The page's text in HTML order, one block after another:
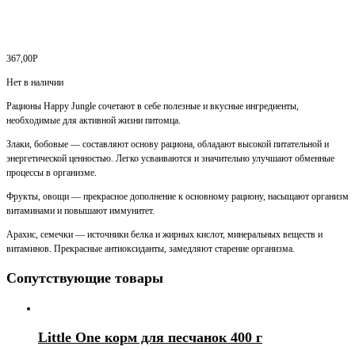
367,00Р
Нет в наличии
Рационы Happy Jungle сочетают в себе полезные и вкусные ингредиенты,
необходимые для активной жизни питомца.
Злаки, бобовые — составляют основу рациона, обладают высокой питательной и
энергетической ценностью. Легко усваиваются и значительно улучшают обменные
процессы в организме.
Фрукты, овощи — прекрасное дополнение к основному рациону, насыщают организм
витаминами и повышают иммунитет.
Арахис, семечки — источники белка и жирных кислот, минеральных веществ и
витаминов. Прекрасные антиоксиданты, замедляют старение организма.
Сопутствующие товары
Little One корм для песчанок 400 г